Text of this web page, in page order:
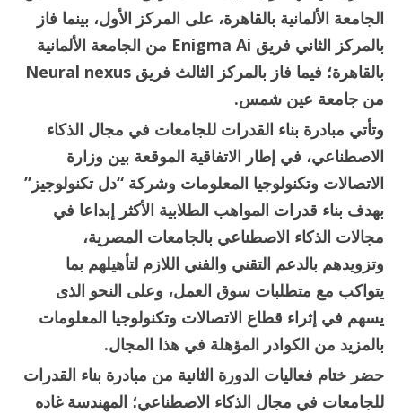
الجامعة الألمانية بالقاهرة، على المركز الأول، بينما فاز
بالمركز الثاني فريق Enigma Ai من الجامعة الألمانية
بالقاهرة؛ فيما فاز بالمركز الثالث فريق Neural nexus
من جامعة عين شمس.
وتأتي مبادرة بناء القدرات للجامعات في مجال الذكاء
الاصطناعي، في إطار الاتفاقية الموقعة بين وزارة
الاتصالات وتكنولوجيا المعلومات وشركة “دل تكنولوجيز”
بهدف بناء قدرات المواهب الطلابية الأكثر إبداعا في
مجالات الذكاء الاصطناعي بالجامعات المصرية،
وتزويدهم بالدعم التقني والفني اللازم لتأهيلهم بما
يتواكب مع متطلبات سوق العمل، وعلى النحو الذى
يسهم في إثراء قطاع الاتصالات وتكنولوجيا المعلومات
بالمزيد من الكوادر المؤهلة في هذا المجال.
حضر ختام فعاليات الدورة الثانية من مبادرة بناء القدرات
للجامعات في مجال الذكاء الاصطناعي؛ المهندسة غاده